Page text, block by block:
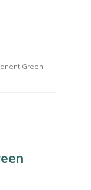
Green